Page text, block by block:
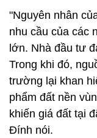
"Nguyên nhân
nhu cầu của các
lớn. Nhà đầu tư
Trong khi đó,
trường lại khan
phẩm đất nền
khiến giá đất tại
Đính nói.